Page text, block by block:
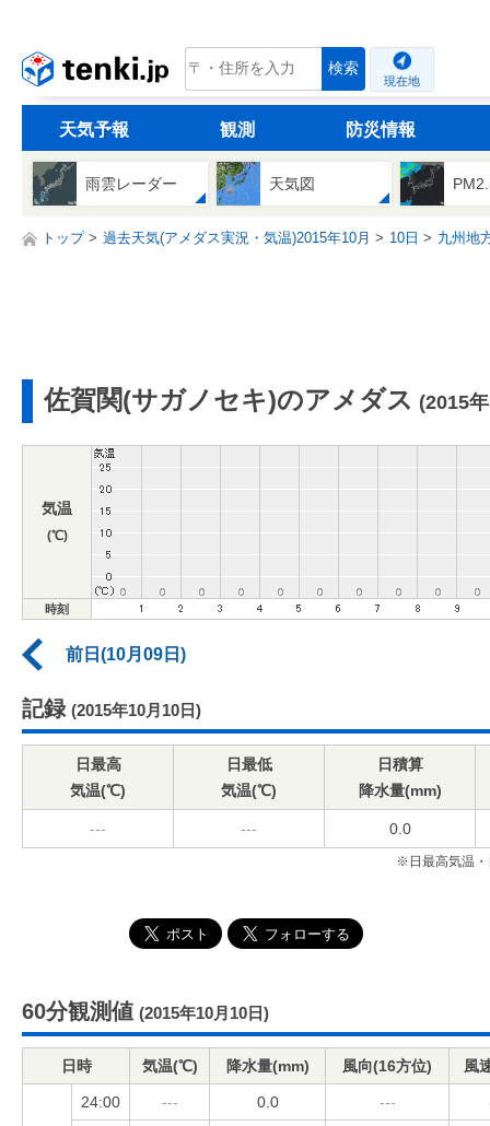
tenki.jp 検索
現在地
天気予報 観測 防災情報
雨雲レーダー 天気図
トップ 過去天気(アメダス実況・気温)2015年10月 10日 九州地
佐賀関(サガノセキ)のアメダス (2015
気温
(℃)
時刻
前日(10月09日)
記録 (2015年10月10日)
日最高
気温(℃)
日最低
気温(℃)
日積算
降水量(mm)
--- --- 0.0
※日最高気温・
60分観測値 (2015年10月10日)
日時 気温(℃) 降水量(mm) 風向(16方位) 風
24:00 --- 0.0 ---